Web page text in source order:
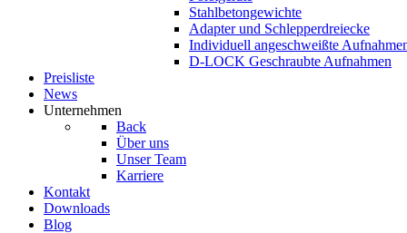
Stahlbetongewichte
Adapter und Schlepperdreiecke
Individuell angeschweißte
D-LOCK Geschraubte Aufnahmen
Preisliste
News
Unternehmen
Back
Über uns
Unser Team
Karriere
Kontakt
Downloads
Blog